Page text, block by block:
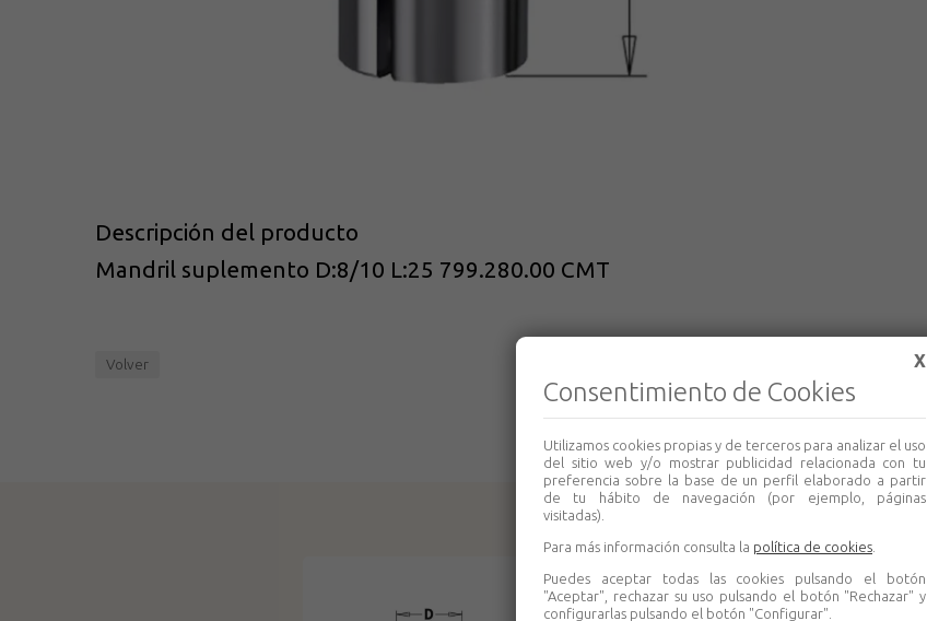
Descripción del producto
Mandril suplemento D:8/10 L:25 799.280.00 CMT
Volver X
Consentimiento de Cookies
Utilizamos cookies propias y de terceros para analizar el uso
del sitio web y/o mostrar publicidad relacionada con tu
preferencia sobre la base de un perfil elaborado a partir
de tu hábito de navegación (por ejemplo, páginas
visitadas).
Para más información consulta la política de cookies
Puedes aceptar todas las cookies pulsando el botón
"Aceptar", rechazar su uso pulsando el botón "Rechazar" y
configurarlas pulsando el botón "Configurar".